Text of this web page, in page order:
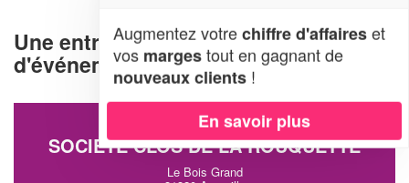
Une entreprise d'organisation
d'événements à Aureville (31320)
SOCIÉTÉ CLOS DE LA ROUQUETTE
Le Bois Grand
Augmentez votrechiffre d'affaireset
vos margestout en gagnant de
nouveaux clients !
En savoir plus